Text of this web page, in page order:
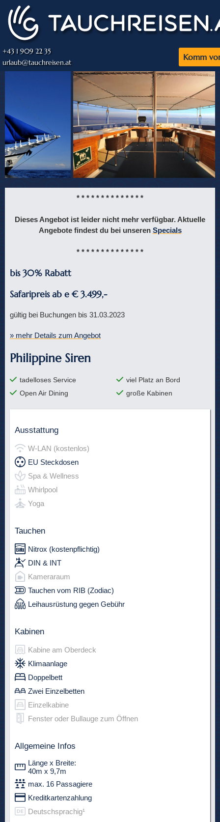
+43 1 909 22 35
urlaub@tauchreisen.at
Komm
Ausstattung
W-LAN (kostenlos)
EU Steckdosen
Spa & Wellness
Whirlpool
Yoga
Tauchen
Nitrox (kostenpflichtig)
DIN & INT
Kameraraum
Tauchen vom RIB (Zodiac)
Leihausrüstung gegen Gebühr
Kabinen
Kabine am Oberdeck
Klimaanlage
Doppelbett
Zwei Einzelbetten
Einzelkabine
Fenster oder Bullauge zum Öffnen
Allgemeine Infos
Länge x Breite:
40m x 9,7m
max. 16 Passagiere
Kreditkartenzahlung
Deutschsprachig¹
* * * * * * * * * * * * * *
Dieses Angebot ist leider nicht mehr verfügbar. Aktuelle
Angebote findest du bei unseren Specials
* * * * * * * * * * * * * *
bis 30% Rabatt
Safaripreis ab e € 3.499,-
gültig bei Buchungen bis 31.03.2023
» mehr Details zum Angebot
Philippine Siren
tadelloses Service
viel Platz an Bord
Open Air Dining
große Kabinen